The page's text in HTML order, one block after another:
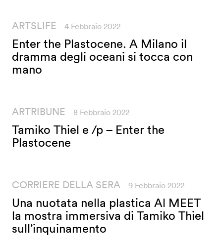
ARTSLIFE 4 Febbraio 2022
Enter the Plastocene. A Milano il
dramma degli oceani si tocca con
mano
ARTRIBUNE 8 Febbraio 2022
Tamiko Thiel e /p – Enter the
Plastocene
CORRIERE DELLA SERA 9 Febbraio 2022
Una nuotata nella plastica Al MEET
la mostra immersiva di Tamiko Thiel
sull’inquinamento